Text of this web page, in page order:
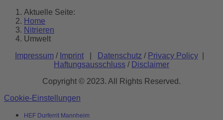
Aktuelle Seite:
Home
Nitrieren
Umwelt
Impressum / Imprint Datenschutz / Privacy Policy
Haftungsausschluss / Disclaimer
Copyright © 2023. All Rights Reserved.
Cookie-Einstellungen
HEF Durferrit Mannheim